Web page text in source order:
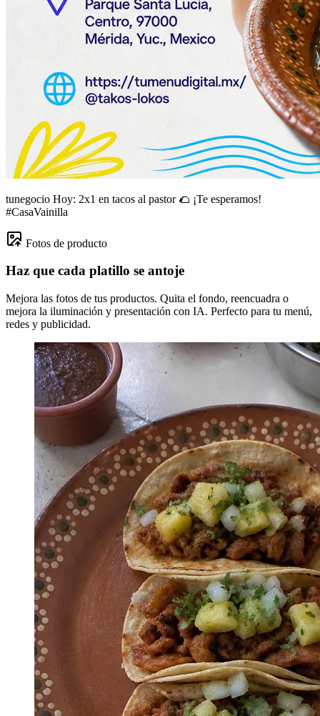
tunegocio Hoy: 2x1 en tacos al pastor 🌮 ¡Te esperamos!
#CasaVainilla
Fotos de producto
Haz que cada platillo se antoje
Mejora las fotos de tus productos. Quita el fondo, reencuadra o
mejora la iluminación y presentación con IA. Perfecto para tu menú,
redes y publicidad.